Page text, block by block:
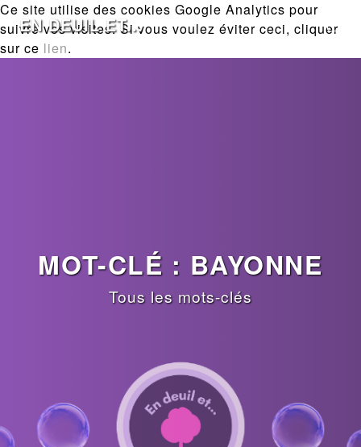
Ce site utilise des cookies Google Analytics pour
suivre vos visites. Si vous voulez éviter ceci, cliquer
sur ce lien.
EN DEUIL ET...
MOT-CLÉ : BAYONNE
Tous les mots-clés